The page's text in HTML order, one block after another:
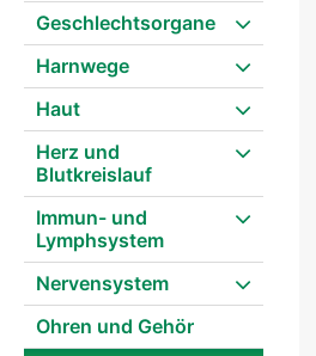
Geschlechtsorgane
Harnwege
Haut
Herz und
Blutkreislauf
Immun- und
Lymphsystem
Nervensystem
Ohren und Gehör